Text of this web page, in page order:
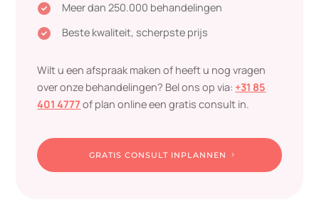
 Meer dan 250.000 behandelingen
 Beste kwaliteit, scherpste prijs
Wilt u een afspraak maken of heeft u nog vragen
over onze behandelingen? Bel ons op via: +31 85
401 4777 of plan online een gratis consult in.
GRATIS CONSULT INPLANNEN